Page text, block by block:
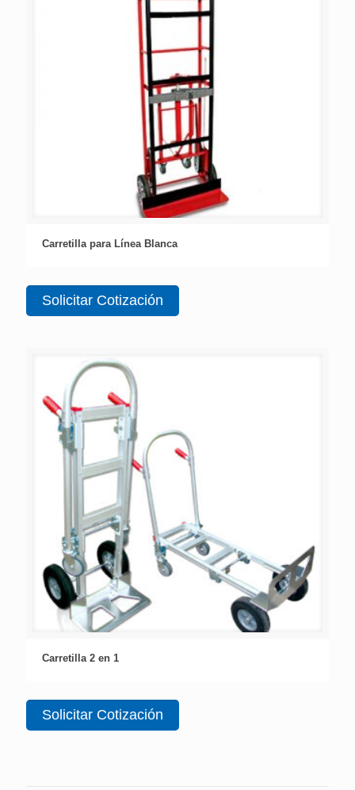
Carretilla para Línea Blanca
Solicitar Cotización
Carretilla 2 en 1
Solicitar Cotización